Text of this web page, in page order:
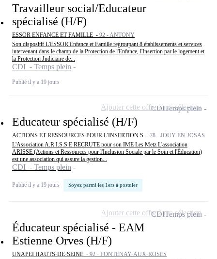
Travailleur social/Educateur
spécialisé (H/F)
ESSOR ENFANCE ET FAMILLE - 92 - ANTONY
Son dispositif L'ESSOR Enfance et Famille regroupant 8 établissements et services
intervenant dans le champ de la Protection de l'Enfance, l'Insertion par le logement et
la Protection Judiciaire de...
CDI - Temps plein
Publié il y a 19 jours
Educateur spécialisé (H/F)
ACTIONS ET RESSOURCES POUR L'INSERTION S - 78 - JOUY-EN-JOSAS
L'Association A.R.I.S.S.E RECRUTE pour son IME Les Metz L'association
ARISSE (Actions et Ressources pour l'Inclusion Sociale par le Soin et l'Éducation)
est une association qui assure la gestion...
CDI - Temps plein
Publié il y a 19 jours Soyez parmi les 1ers à postuler
CDITemps plein
Ajouter cette offre à ma sélection
Éducateur spécialisé - EAM
Estienne Orves (H/F)
UNAPEI HAUTS-DE-SEINE - 92 - FONTENAY-AUX-ROSES
CDITemps plein
Ajouter cette offre à ma sélection